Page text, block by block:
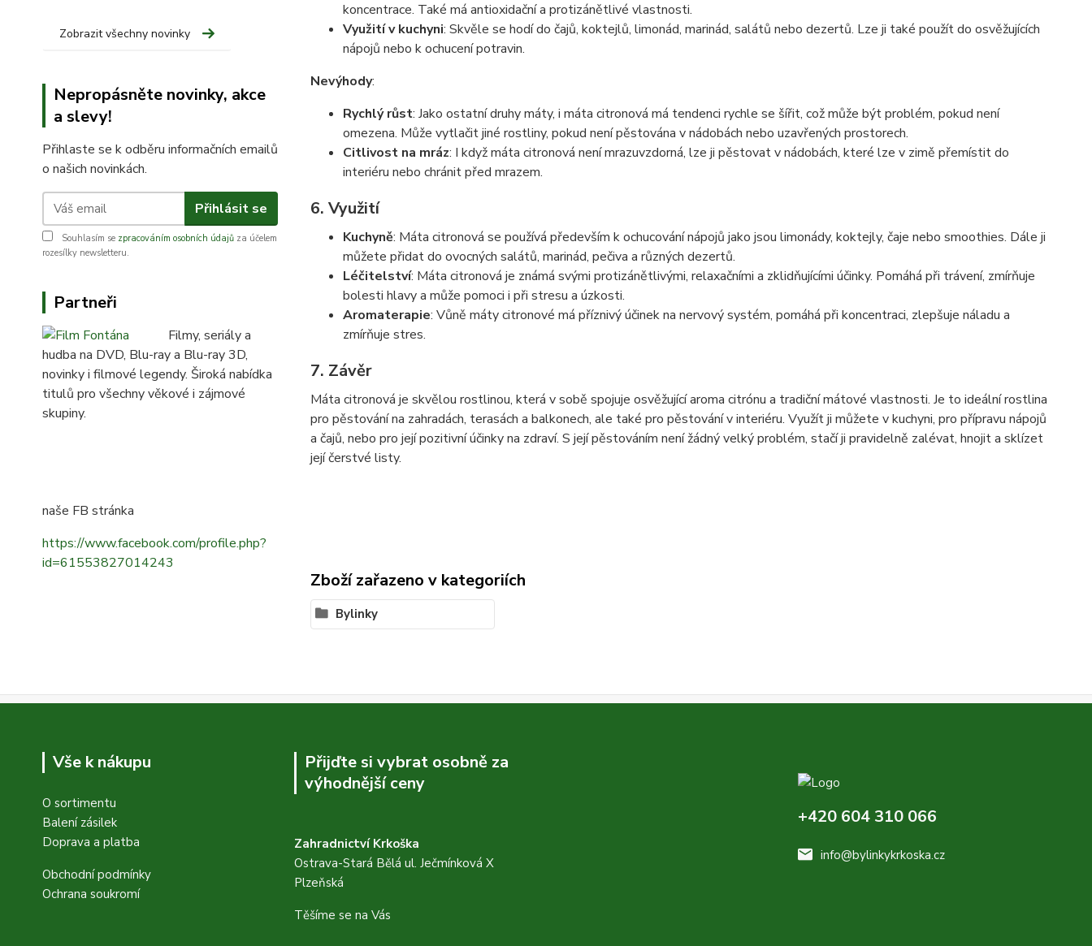
Zobrazit všechny novinky
Nepropásněte novinky, akce
a slevy!
Přihlaste se k odběru informačních emailů
o našich novinkách.
Přihlásit se
Souhlasím se zpracováním osobních údajů za účelem
rozesílky newsletteru.
Partneři
Filmy, seriály a
hudba na DVD, Blu-ray a Blu-ray 3D,
novinky i filmové legendy. Široká nabídka
titulů pro všechny věkové i zájmové
skupiny.
naše FB stránka
https://www.facebook.com/profile.php?
id=61553827014243
koncentrace. Také má antioxidační a protizánětlivé vlastnosti.
Využití v kuchyni: Skvěle se hodí do čajů, koktejlů, limonád, marinád, salátů nebo dezertů. Lze ji také použít do osvěžujících
nápojů nebo k ochucení potravin.
Nevýhody:
Rychlý růst: Jako ostatní druhy máty, i máta citronová má tendenci rychle se šířit, což může být problém, pokud není
omezena. Může vytlačit jiné rostliny, pokud není pěstována v nádobách nebo uzavřených prostorech.
Citlivost na mráz: I když máta citronová není mrazuvzdorná, lze ji pěstovat v nádobách, které lze v zimě přemístit do
interiéru nebo chránit před mrazem.
6. Využití
Kuchyně: Máta citronová se používá především k ochucování nápojů jako jsou limonády, koktejly, čaje nebo smoothies. Dále ji
můžete přidat do ovocných salátů, marinád, pečiva a různých dezertů.
Léčitelství: Máta citronová je známá svými protizánětlivými, relaxačními a zklidňujícími účinky. Pomáhá při trávení, zmírňuje
bolesti hlavy a může pomoci i při stresu a úzkosti.
Aromaterapie: Vůně máty citronové má příznivý účinek na nervový systém, pomáhá při koncentraci, zlepšuje náladu a
zmírňuje stres.
7. Závěr
Máta citronová je skvělou rostlinou, která v sobě spojuje osvěžující aroma citrónu a tradiční mátové vlastnosti. Je to ideální rostlina
pro pěstování na zahradách, terasách a balkonech, ale také pro pěstování v interiéru. Využít ji můžete v kuchyni, pro přípravu nápojů
a čajů, nebo pro její pozitivní účinky na zdraví. S její pěstováním není žádný velký problém, stačí ji pravidelně zalévat, hnojit a sklízet
její čerstvé listy.
Zboží zařazeno v kategoriích
Bylinky
Vše k nákupu
O sortimentu
Balení zásilek
Doprava a platba
Obchodní podmínky
Ochrana soukromí
Přijďte si vybrat osobně za
výhodnější ceny
Zahradnictví Krkoška
Ostrava-Stará Bělá ul. Ječmínková X
Plzeňská
Těšíme se na Vás
+420 604 310 066
info@bylinkykrkoska.cz